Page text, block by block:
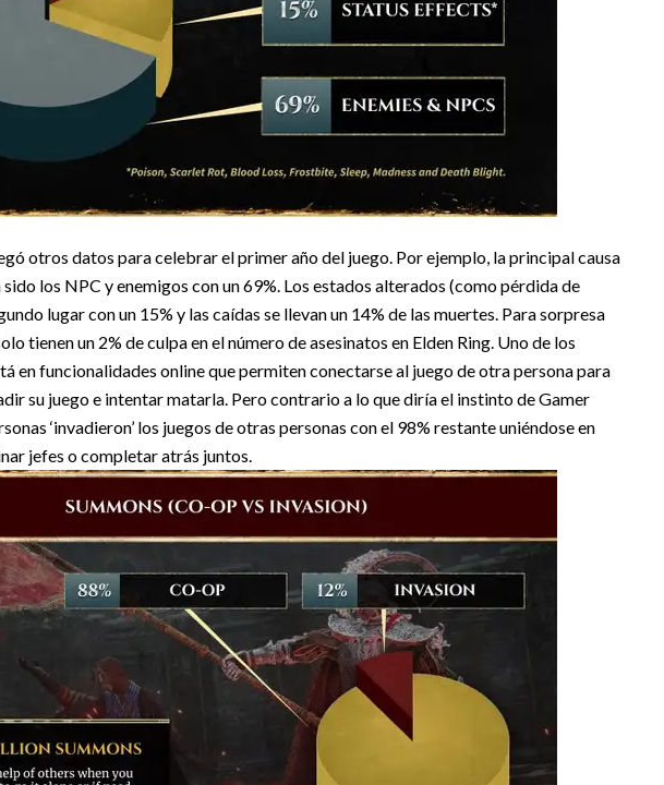
otros datos para celebrar el primer año del juego. Por ejemplo, la principal causa
sido los NPC y enemigos con un 69%. Los estados alterados (como pérdida de
lugar con un 15% y las caídas se llevan un 14% de las muertes. Para sorpresa
tienen un 2% de culpa en el número de asesinatos en Elden Ring. Uno de los
en funcionalidades online que permiten conectarse al juego de otra persona para
su juego e intentar matarla. Pero contrario a lo que diría el instinto de Gamer
‘invadieron’ los juegos de otras personas con el 98% restante uniéndose en
jefes o completar atrás juntos.